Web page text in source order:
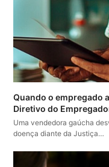
Quando o empregado
Diretivo do
Uma vendedora gaúcha
doença diante da Justiça…